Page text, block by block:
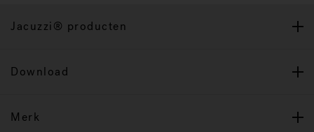
Jacuzzi® producten
Download
Merk